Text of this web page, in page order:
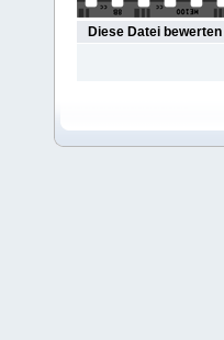
Diese Datei bewerten